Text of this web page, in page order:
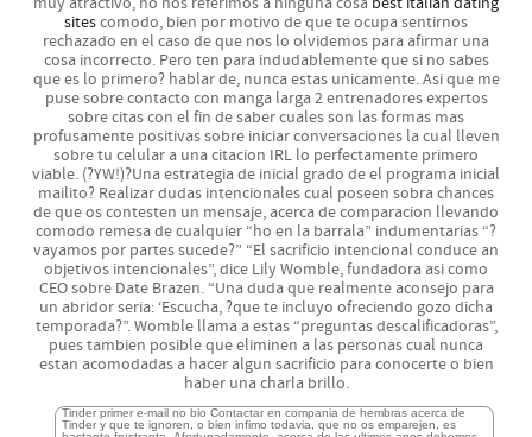
muy atractivo, no nos referimos a ninguna cosa best italian dating
sites comodo, bien por motivo de que te ocupa sentirnos
rechazado en el caso de que nos lo olvidemos para afirmar una
cosa incorrecto. Pero ten para indudablemente que si no sabes
que es lo primero? hablar de, nunca estas unicamente. Asi que me
puse sobre contacto con manga larga 2 entrenadores expertos
sobre citas con el fin de saber cuales son las formas mas
profusamente positivas sobre iniciar conversaciones la cual lleven
sobre tu celular a una citacion IRL lo perfectamente primero
viable. (?YW!)?Una estrategia de inicial grado de el programa inicial
mailito? Realizar dudas intencionales cual poseen sobra chances
de que os contesten un mensaje, acerca de comparacion llevando
comodo remesa de cualquier “ho en la barrala” indumentarias “?
vayamos por partes sucede?” “El sacrificio intencional conduce an
objetivos intencionales”, dice Lily Womble, fundadora asi­ como
CEO sobre Date Brazen. “Una duda que realmente aconsejo para
un abridor seri­a: ‘Escucha, ?que te incluyo ofreciendo gozo dicha
temporada?”. Womble llama a estas “preguntas descalificadoras”,
pues tambien posible que eliminen a las personas cual nunca
estan acomodadas a hacer algun sacrificio para conocerte o bien
haber una charla brillo.